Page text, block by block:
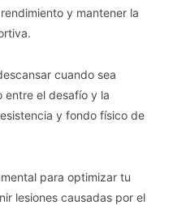
y mantener la
cuando sea
entre el desafío y la
y fondo físico de
para optimizar tu
lesiones causadas por el